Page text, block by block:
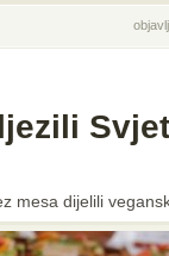
Prethodna vijest
mesa dijelili